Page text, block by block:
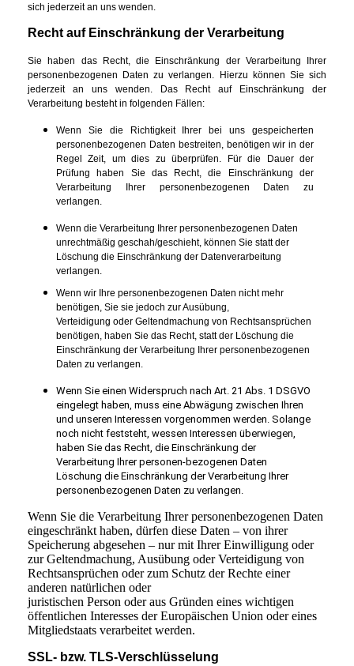
sich jederzeit an uns wenden.
Recht auf Einschränkung der Verarbeitung
Sie haben das Recht, die Einschränkung der Verarbeitung Ihrer
personenbezogenen Daten zu verlangen. Hierzu können Sie sich
jederzeit an uns wenden. Das Recht auf Einschränkung der
Verarbeitung besteht in folgenden Fällen:
Wenn Sie die Richtigkeit Ihrer bei uns gespeicherten
personenbezogenen Daten bestreiten, benötigen wirin der
Regel Zeit, um dies zu überprüfen. Für die Dauer der
Prüfung haben Sie das Recht, die Einschränkung der
Verarbeitung Ihrer personenbezogenen Daten zu
verlangen.
Wenn die Verarbeitung Ihrer personenbezogenen Daten
unrechtmäßig geschah/geschieht, können Sie statt der
Löschung die Einschränkung der Datenverarbeitung
verlangen.
Wenn wir Ihre personenbezogenen Daten nicht mehr
benötigen, Sie sie jedoch zur Ausübung,
Verteidigung oder Geltendmachung von Rechtsansprüchen
benötigen, haben Sie das Recht, statt der Löschung die
Einschränkung der Verarbeitung Ihrer personenbezogenen
Daten zu verlangen.
Wenn Sie einen Widerspruch nach Art. 21 Abs. 1 DSGVO
eingelegt haben, muss eine Abwägung zwischen Ihren
und unseren Interessen vorgenommen werden. Solange
noch nicht feststeht, wessen Interessen überwiegen,
haben Sie das Recht, die Einschränkung der
Verarbeitung Ihrer personen-bezogenen Daten
Löschung die Einschränkung der Verarbeitung Ihrer
personenbezogenen Daten zu verlangen.
Wenn Sie die Verarbeitung Ihrer personenbezogenen Daten
eingeschränkt haben, dürfen diese Daten – von ihrer
Speicherung abgesehen – nur mit Ihrer Einwilligung oder
zur Geltendmachung, Ausübung oder Verteidigung von
Rechtsansprüchen oder zum Schutz der Rechte einer
anderen natürlichen oder
juristischen Person oder aus Gründen eines wichtigen
öffentlichen Interesses der Europäischen Union oder eines
Mitgliedstaats verarbeitet werden.
SSL- bzw. TLS-Verschlüsselung